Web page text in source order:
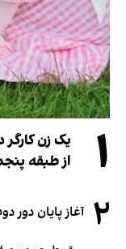
۱
یک زن
از طبقه
۲ آغاز پایان دور